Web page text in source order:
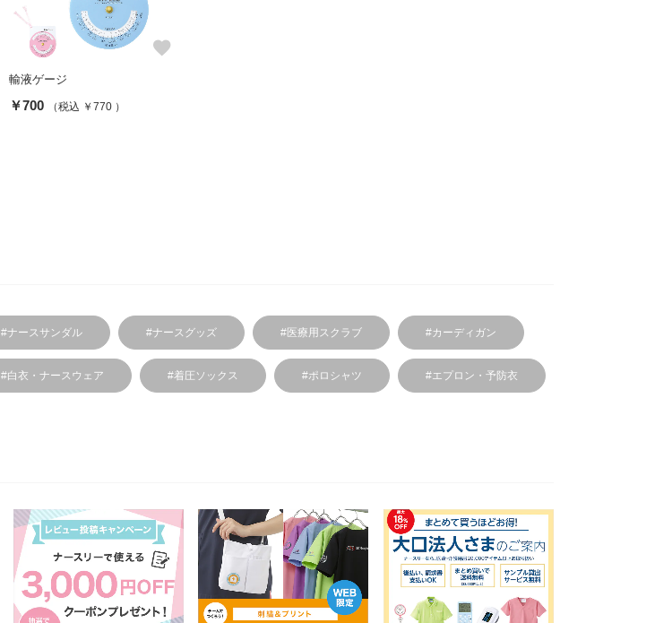
favorite
輸液ゲージ
￥700 （税込 ￥770 ）
#ナースサンダル #ナースグッズ #医療用スクラブ #カーディガン
#白衣・ナースウェア #着圧ソックス #ポロシャツ #エプロン・予防衣